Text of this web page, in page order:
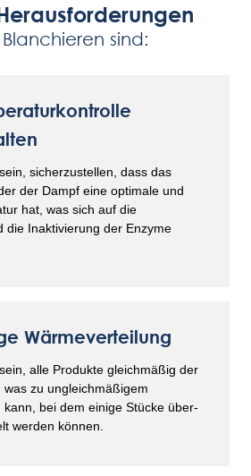
sind:
sicherzustellen, dass das
der Dampf eine optimale und
hat, was sich auf die
die Inaktivierung der Enzyme
Wärmeverteilung
alle Produkte gleichmäßig der
was zu ungleichmäßigem
bei dem einige Stücke über-
werden können.